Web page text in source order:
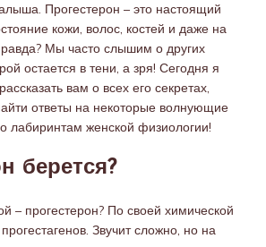
Прогестерон – это настоящий
кожи, волос, костей и даже на
Мы часто слышим о других
остается в тени, а зря! Сегодня я
вам о всех его секретах,
ответы на некоторые волнующие
лабиринтам женской физиологии!
берется?
– прогестерон? По своей химической
Звучит сложно, но на